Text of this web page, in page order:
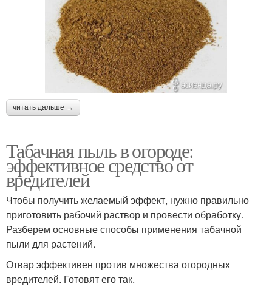
читать дальше →
Табачная пыль в огороде:
эффективное средство от
вредителей
Чтобы получить желаемый эффект, нужно правильно
приготовить рабочий раствор и провести обработку.
Разберем основные способы применения табачной
пыли для растений.
Отвар эффективен против множества огородных
вредителей. Готовят его так.